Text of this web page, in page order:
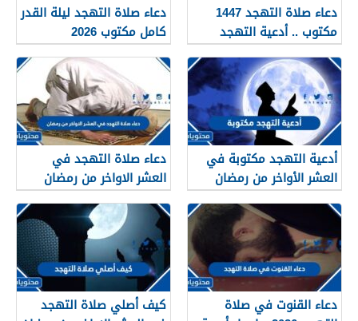
دعاء صلاة التهجد 1447
مكتوب .. أدعية التهجد
مكتوبة في العشر الأواخر
من رمضان 1447
دعاء صلاة التهجد ليلة القدر
كامل مكتوب 2026
أدعية التهجد مكتوبة في
العشر الأواخر من رمضان
2026
دعاء صلاة التهجد في
العشر الاواخر من رمضان
مكتوب 2026
دعاء القنوت في صلاة
كيف أصلي صلاة التهجد